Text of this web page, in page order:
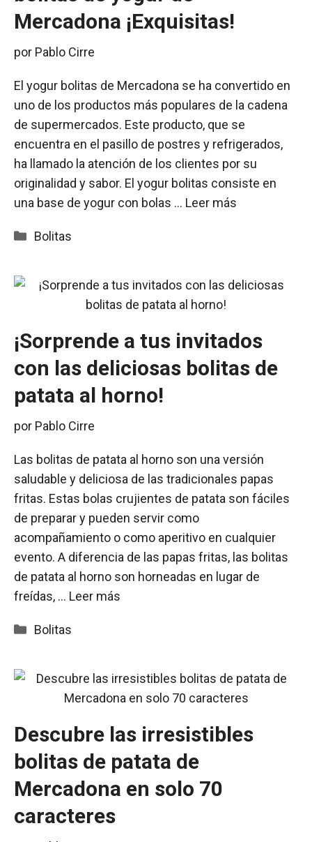
Mercadona ¡Exquisitas!
por Pablo Cirre
El yogur bolitas de Mercadona se ha convertido en
uno de los productos más populares de la cadena
de supermercados. Este producto, que se
encuentra en el pasillo de postres y refrigerados,
ha llamado la atención de los clientes por su
originalidad y sabor. El yogur bolitas consiste en
una base de yogur con bolas … Leer más
Categorías
Bolitas
¡Sorprende a tus invitados
con las deliciosas bolitas de
patata al horno!
por Pablo Cirre
Las bolitas de patata al horno son una versión
saludable y deliciosa de las tradicionales papas
fritas. Estas bolas crujientes de patata son fáciles
de preparar y pueden servir como
acompañamiento o como aperitivo en cualquier
evento. A diferencia de las papas fritas, las bolitas
de patata al horno son horneadas en lugar de
freídas, … Leer más
Categorías
Bolitas
Descubre las irresistibles
bolitas de patata de
Mercadona en solo 70
caracteres